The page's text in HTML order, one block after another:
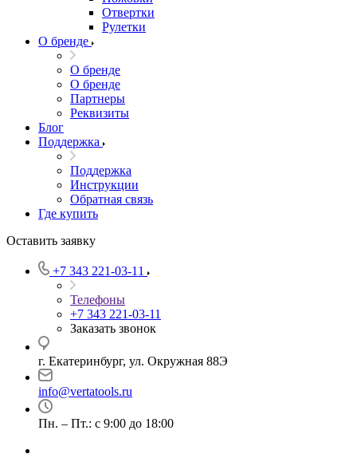
Отвертки
Рулетки
О бренде
О бренде
О бренде
Партнеры
Реквизиты
Блог
Поддержка
Поддержка
Инструкции
Обратная связь
Где купить
Оставить заявку
+7 343 221-03-11
Телефоны
+7 343 221-03-11
Заказать звонок
г. Екатеринбург, ул. Окружная 88Э
info@vertatools.ru
Пн. – Пт.: с 9:00 до 18:00